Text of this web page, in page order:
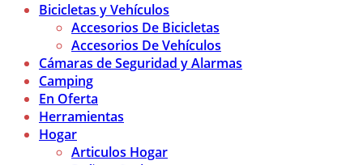
Bicicletas y Vehículos
Accesorios De Bicicletas
Accesorios De Vehículos
Cámaras de Seguridad y Alarmas
Camping
En Oferta
Herramientas
Hogar
Articulos Hogar